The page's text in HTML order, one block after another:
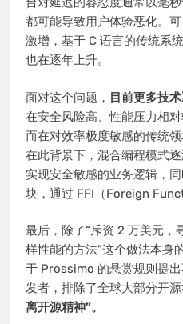
都可能导致用户体验恶化。
激增，基于 C 语言的传统系
也在逐年上升。
面对这个问题， 目前更多技
在安全风险高、性能压力相
而在对效率极度敏感的传统
在此背景下，混合编程模式
实现安全敏感的业务逻辑，
块，通过 FFI（Foreign
最后，除了“斥资 2 万美元，
样性能的方法”这个做法本身
于 Prossimo 的悬赏规则提
发者，排除了全球大部分开
离开源精神”。